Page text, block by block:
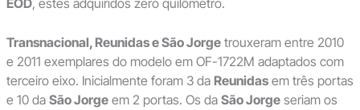
Transnacional, Reunidas e São Jorgetrouxeram entre 2010
e 2011 exemplares do modelo em OF-1722M adaptados com
terceiro eixo. Inicialmente foram 3 da Reunidasem três portas
e 10 da São Jorgeem 2 portas. Os da São Jorgeseriam os